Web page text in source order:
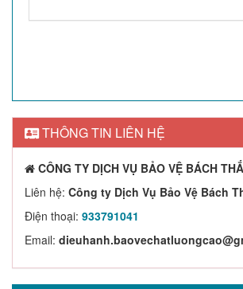
THÔNG TIN LIÊN HỆ
CÔNG TY DỊCH VỤ BẢO VỆ BÁCH
Liên hệ: Công ty Dịch Vụ Bảo Vệ Bách
Điện thoại: 933791041
Email: